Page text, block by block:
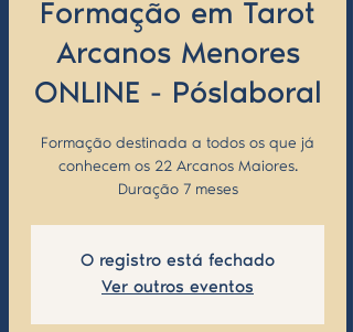
Formação em Tarot
Arcanos Menores
ONLINE - Póslaboral
Formação destinada a todos os que já
conhecem os 22 Arcanos Maiores.
Duração 7 meses
O registro está fechado
Ver outros eventos